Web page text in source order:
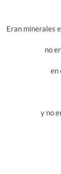
Eran minerales
no
en
y no